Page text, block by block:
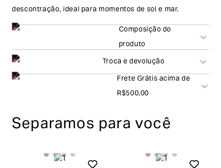
descontração, ideal para momentos de sol e mar.
Composição do
produto
Troca e devolução
dias corridos, a contar do recebimento do produto. Ao
envio do produto e conferência interna por parte da
Frete Grátis acima de
R$500,00
Separamos para você